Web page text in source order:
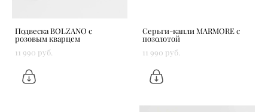
Подвеска BOLZANO с
розовым кварцем
11 990 pуб.
Серьги-капли MARMORE с
позолотой
11 990 pуб.